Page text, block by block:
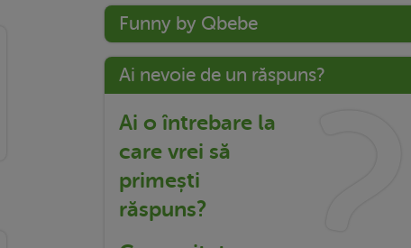
Funny by Qbebe
Ai nevoie de un răspuns?
Ai o întrebare la
care vrei să
primești
răspuns?